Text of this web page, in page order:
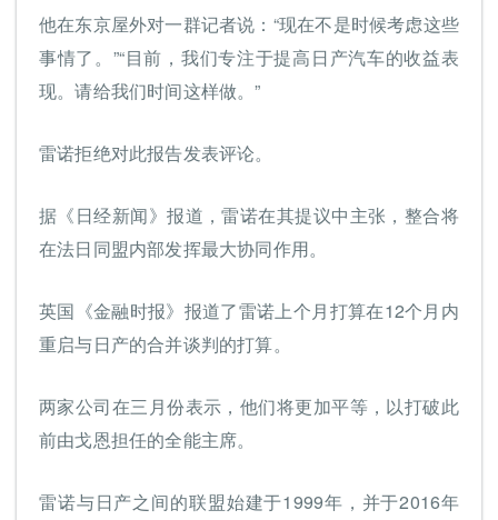
他在东京屋外对一群记者说：“现在不是时候考虑这些
事情了。”“目前，我们专注于提高日产汽车的收益表
现。请给我们时间这样做。”
雷诺拒绝对此报告发表评论。
据《日经新闻》报道，雷诺在其提议中主张，整合将
在法日同盟内部发挥最大协同作用。
英国《金融时报》报道了雷诺上个月打算在12个月内
重启与日产的合并谈判的打算。
两家公司在三月份表示，他们将更加平等，以打破此
前由戈恩担任的全能主席。
雷诺与日产之间的联盟始建于1999年，并于2016年